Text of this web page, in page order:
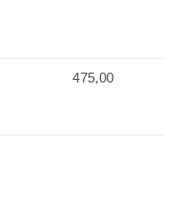
475,00